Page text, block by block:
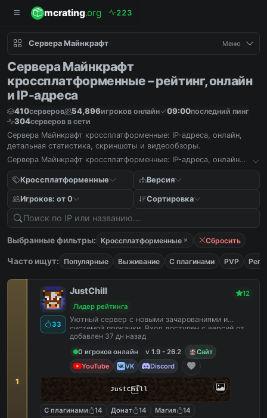
mcrating.org 223
Сервера Майнкрафт Меню
Сервера Майнкрафт
кроссплатформенные – рейтинг, онлайн
и IP-адреса
410серверов 54,896игроков онлайн 09:00последний пинг
304серверов в сети
Сервера Майнкрафт кроссплатформенные: IP-адреса, онлайн,
детальная статистика, скриншоты и видеообзоры.
Сервера Майнкрафт кроссплатформенные: IP-адреса, онлайн,
Кроссплатформенные
Версия
Игроков: от 0 Сортировка
Выбранные фильтры: Кроссплатформенные Сбросить
Часто ищут: Популярные Выживание С плагинами PVP
1
33
JustChill
12
Лидер рейтинга
Уютный сервер с новыми зачарованиями и
системой прокачки. Вход доступен с версий от
1.9 до 26.2
добавлен 37 дн назад
0 игроков онлайн
v 1.9 - 26.2
Сайт
YouTube
VK Discord
JustChill
С плагинами 14 Донат 14 Магия
14